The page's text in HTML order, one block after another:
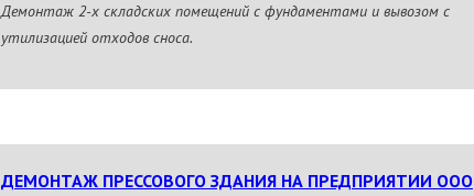
Демонтаж 2-х складских помещений с фундаментами и вывозом с
утилизацией отходов сноса.
ДЕМОНТАЖ ПРЕССОВОГО ЗДАНИЯ НА ПРЕДПРИЯТИИ ООО